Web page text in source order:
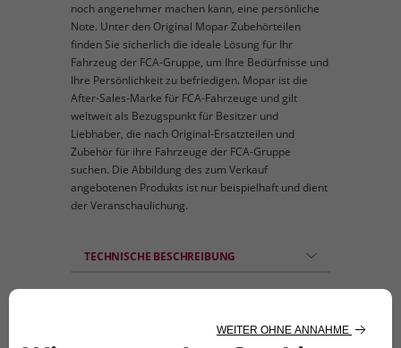
noch angenehmer machen kann, eine persönliche
Note. Unter den Original Mopar Zubehörteilen
finden Sie sicherlich die ideale Lösung für Ihr
Fahrzeug der FCA-Gruppe, um Ihre Bedürfnisse und
Ihre Persönlichkeit zu befriedigen. Mopar ist die
After-Sales-Marke für FCA-Fahrzeuge und gilt
weltweit als Bezugspunkt für Besitzer und
Liebhaber, die nach Original-Ersatzteilen und
Zubehör für ihre Fahrzeuge der FCA-Gruppe
suchen. Die Abbildung des zum Verkauf
angebotenen Produkts ist nur beispielhaft und dient
der Veranschaulichung.
TECHNISCHE BESCHREIBUNG
versehentlichem fallen lassen. Material: